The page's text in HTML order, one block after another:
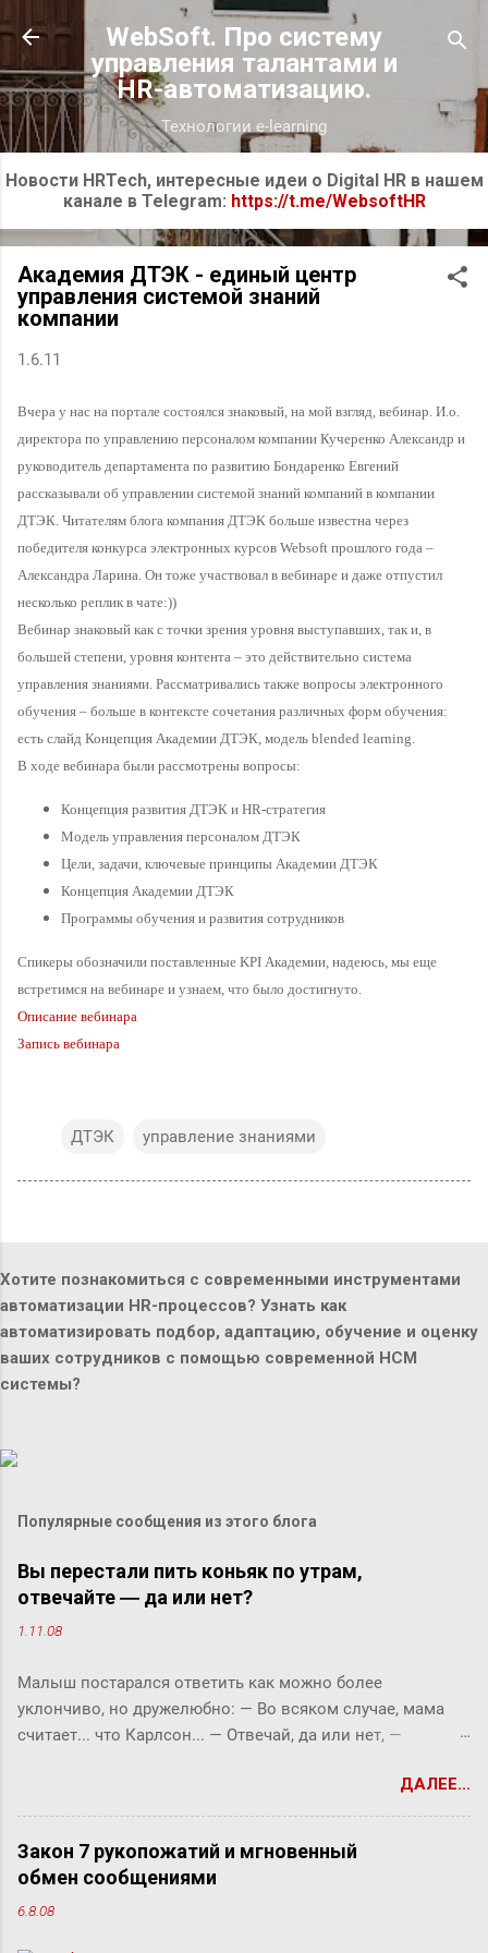
К основному контенту
WebSoft. Про систему
управления талантами и
HR-автоматизацию.
Технологии e-learning
Новости HRTech, интересные идеи о Digital HR в нашем
канале в Telegram: https://t.me/WebsoftHR
Академия ДТЭК - единый центр
управления системой знаний
компании
1.6.11
Вчера у нас на портале состоялся знаковый, на мой взгляд, вебинар. И.о.
директора по управлению персоналом компании Кучеренко Александр и
руководитель департамента по развитию Бондаренко Евгений
рассказывали об управлении системой знаний компаний в компании
ДТЭК. Читателям блога компания ДТЭК больше известна через
победителя конкурса электронных курсов Websoft прошлого года –
Александра Ларина. Он тоже участвовал в вебинаре и даже отпустил
несколько реплик в чате:))
Вебинар знаковый как с точки зрения уровня выступавших, так и, в
большей степени, уровня контента – это действительно система
управления знаниями. Рассматривались также вопросы электронного
обучения – больше в контексте сочетания различных форм обучения:
есть слайд Концепция Академии ДТЭК, модель blended learning.
В ходе вебинара были рассмотрены вопросы:
Концепция развития ДТЭК и HR-стратегия
Модель управления персоналом ДТЭК
Цели, задачи, ключевые принципы Академии ДТЭК
Концепция Академии ДТЭК
Программы обучения и развития сотрудников
Спикеры обозначили поставленные KPI Академии, надеюсь, мы еще
встретимся на вебинаре и узнаем, что было достигнуто.
Описание вебинара
Запись вебинара
ДТЭК управление знаниями
Хотите познакомиться с современными инструментами
автоматизации HR-процессов? Узнать как
автоматизировать подбор, адаптацию, обучение и оценку
ваших сотрудников с помощью современной HCM
системы?
Популярные сообщения из этого блога
Вы перестали пить коньяк по утрам,
отвечайте ― да или нет?
1.11.08
Малыш постарался ответить как можно более
уклончиво, но дружелюбно: ― Во всяком случае, мама
считает... что Карлсон... ― Отвечай, да или нет, ―
Карлсон должен у нас обедать? ― Во всяком случае, она
хотела... ― снова попытался уйти от прямого ответа
Малыш, но фрекен Бок прервала его жестким окриком: ―
Я сказала, отвечай ― да или нет! На простой вопрос
всегда можно ответить «да» или «нет», по-моему, это не
трудно. ― Представь себе, трудно, ― вмешался Карлсон.
ДАЛЕЕ...
Закон 7 рукопожатий и мгновенный
обмен сообщениями
6.8.08